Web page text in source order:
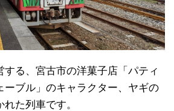
する、宮古市の洋菓子店「パティ
ーブル」のキャラクター、ヤギの
た列車です。